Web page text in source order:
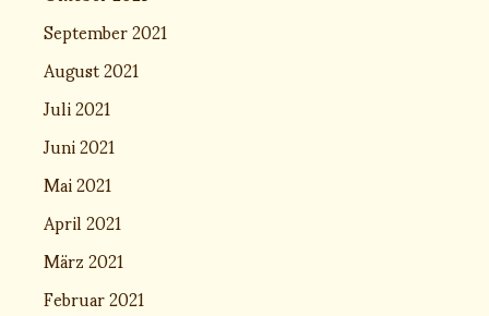
September 2021
August 2021
Juli 2021
Juni 2021
Mai 2021
April 2021
März 2021
Februar 2021